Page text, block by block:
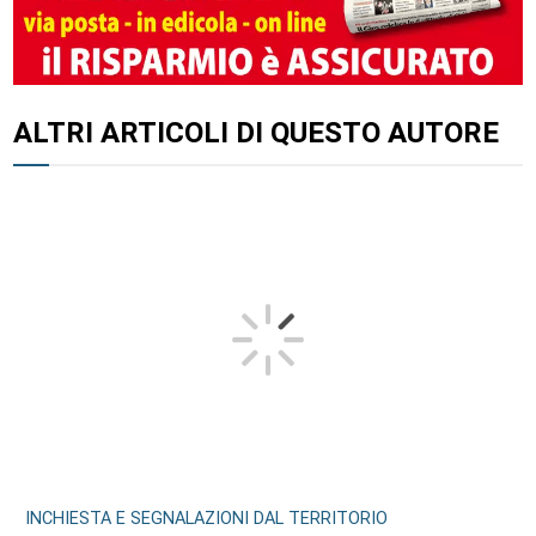
ALTRI ARTICOLI DI QUESTO AUTORE
INCHIESTA E SEGNALAZIONI DAL TERRITORIO